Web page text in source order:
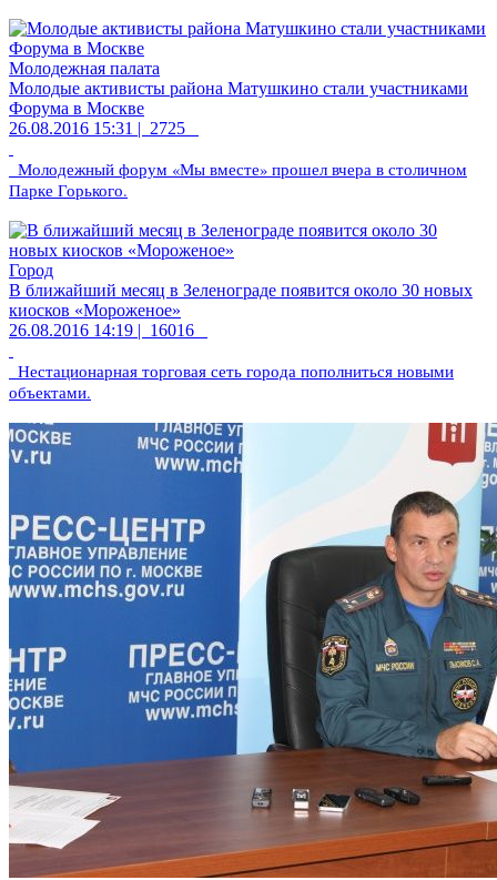
Молодежная палата
Молодые активисты района Матушкино стали участниками
Форума в Москве
26.08.2016 15:31 | 2725
Молодежный форум «Мы вместе» прошел вчера в столичном
Парке Горького.
Город
В ближайший месяц в Зеленограде появится около 30 новых
киосков «Мороженое»
26.08.2016 14:19 | 16016
Нестационарная торговая сеть города пополниться новыми
объектами.